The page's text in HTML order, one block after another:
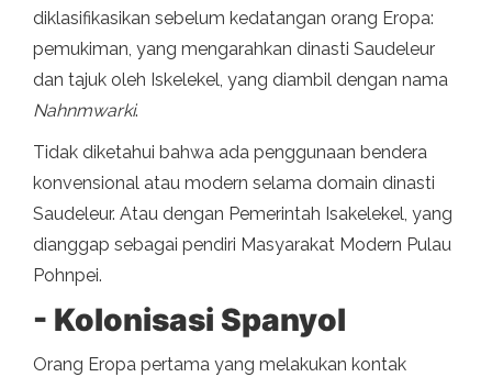
diklasifikasikan sebelum kedatangan orang Eropa:
pemukiman, yang mengarahkan dinasti Saudeleur
dan tajuk oleh Iskelekel, yang diambil dengan nama
Nahnmwarki.
Tidak diketahui bahwa ada penggunaan bendera
konvensional atau modern selama domain dinasti
Saudeleur. Atau dengan Pemerintah Isakelekel, yang
dianggap sebagai pendiri Masyarakat Modern Pulau
Pohnpei.
- Kolonisasi Spanyol
Orang Eropa pertama yang melakukan kontak